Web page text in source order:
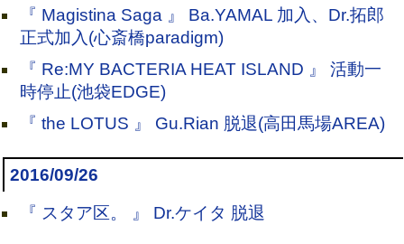
『 Magistina Saga 』 Ba.YAMAL 加入、Dr.拓郎
正式加入(心斎橋paradigm)
『 Re:MY BACTERIA HEAT ISLAND 』 活動一
時停止(池袋EDGE)
『 the LOTUS 』 Gu.Rian 脱退(高田馬場AREA)
2016/09/26
『 スタア区。 』 Dr.ケイタ 脱退